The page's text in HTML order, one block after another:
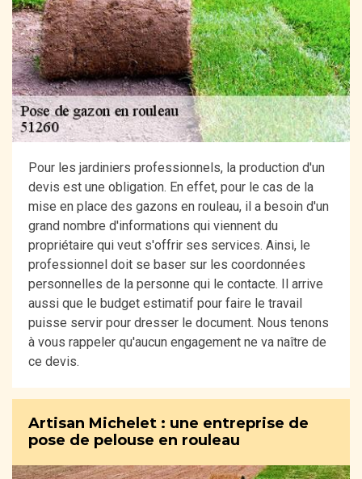
Pour les jardiniers professionnels, la production d'un
devis est une obligation. En effet, pour le cas de la
mise en place des gazons en rouleau, il a besoin d'un
grand nombre d'informations qui viennent du
propriétaire qui veut s'offrir ses services. Ainsi, le
professionnel doit se baser sur les coordonnées
personnelles de la personne qui le contacte. Il arrive
aussi que le budget estimatif pour faire le travail
puisse servir pour dresser le document. Nous tenons
à vous rappeler qu'aucun engagement ne va naître de
ce devis.
Artisan Michelet : une entreprise de
pose de pelouse en rouleau